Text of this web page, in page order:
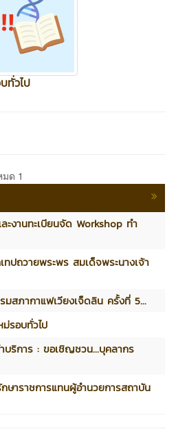
ทั่วไป
ด 1
ะงานทะเบียนจัด Workshop ทำ
ปถวายพระพร สมเด็จพระนางเจ้า
มสภากาแฟเวียงเจ็ดลิน ครั้งที่ 5...
รอบทั่วไป
บริการ : ขอเชิญชวน...บุคลากร
ษาราชการแทนผู้อำนวยการสถาบัน